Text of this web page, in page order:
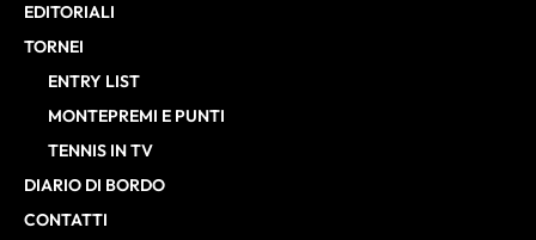
EDITORIALI
TORNEI
ENTRY LIST
MONTEPREMI E PUNTI
TENNIS IN TV
DIARIO DI BORDO
CONTATTI